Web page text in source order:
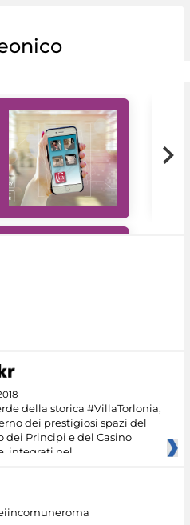
della storica #VillaTorlonia,
dei prestigiosi spazi del
dei Principi e del Casino
integrati nel